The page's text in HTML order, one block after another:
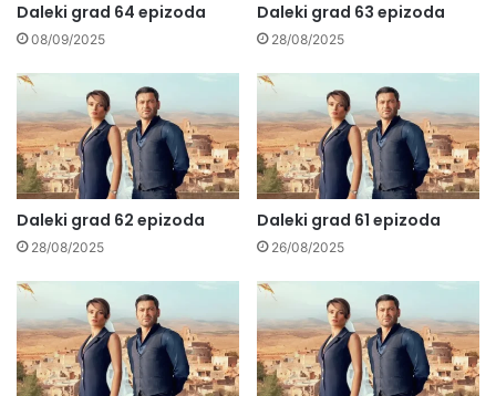
Daleki grad 64 epizoda
08/09/2025
Daleki grad 63 epizoda
28/08/2025
Daleki grad 62 epizoda
28/08/2025
Daleki grad 61 epizoda
26/08/2025